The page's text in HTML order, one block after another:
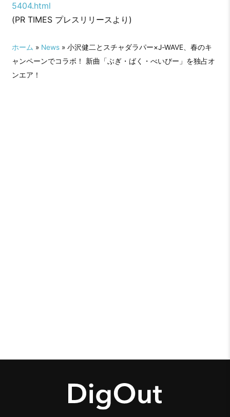
5404.html
(PR TIMES プレスリリースより)
ホーム » News» 小沢健二とスチャダラパー×J-WAVE、春のキ
ャンペーンでコラボ！ 新曲「ぶぎ・ばく・べいびー」を独占オ
ンエア！